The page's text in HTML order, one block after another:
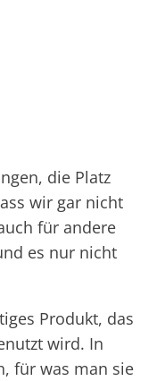
die Platz
wir gar nicht
für andere
es nur nicht
Produkt, das
wird. In
für was man sie